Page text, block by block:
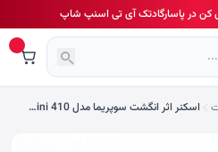
اسکنر اثر انگشت سوپریما مدل BioMini 410